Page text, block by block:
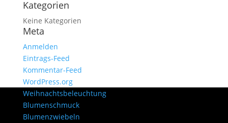
Kategorien
Keine Kategorien
Meta
Anmelden
Eintrags-Feed
Kommentar-Feed
WordPress.org
Weihnachtsbeleuchtung
Blumenschmuck
Blumenzwiebeln